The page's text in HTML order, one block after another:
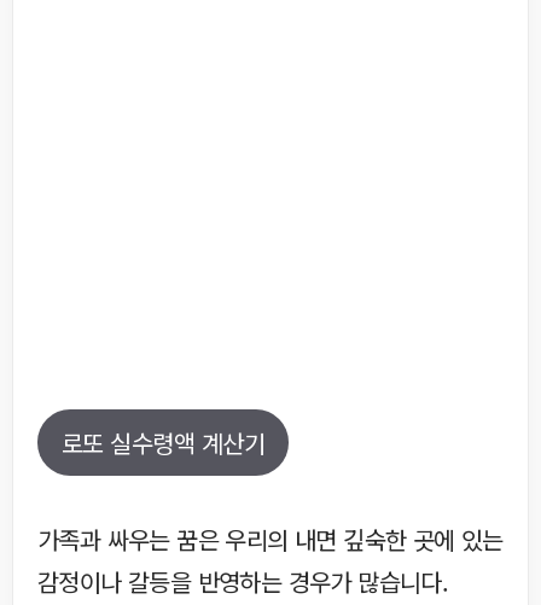
로또 실수령액 계산기
가족과 싸우는 꿈은 우리의 내면 깊숙한 곳에 있는
감정이나 갈등을 반영하는 경우가 많습니다.